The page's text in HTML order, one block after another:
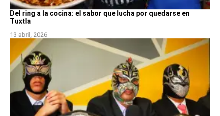
Del ring a la cocina: el sabor que lucha por quedarse en
Tuxtla
13 abril, 2026